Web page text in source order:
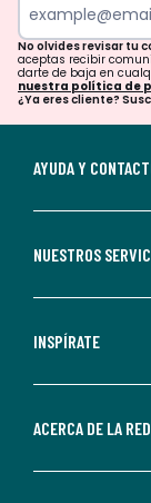
No olvides revisar tu
aceptas recibir
darte de baja en
nuestra política de
¿Ya eres cliente?
AYUDA Y
NUESTROS
INSPÍRATE
ACERCA DE LA